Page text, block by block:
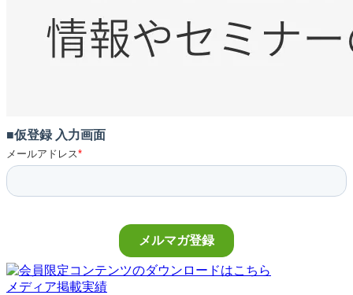
メディア掲載実績